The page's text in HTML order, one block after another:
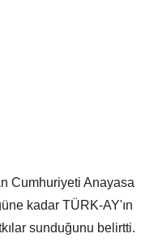
Cumhuriyeti Anayasa
kadar TÜRK-AY'ın
sunduğunu belirtti.